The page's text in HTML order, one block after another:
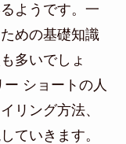
ようです。一
めの基礎知識
多いでしょ
ショートの人
リング方法、
ていきます。